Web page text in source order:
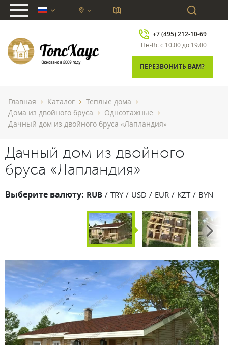
chevron_down
+7 (495) 212-10-69
Пн-Вс с 10.00 до 19.00
ПЕРЕЗВОНИТЬ ВАМ?
Главная chevron_right Каталог chevron_right Теплые дома chevron_right
Дома из двойного бруса chevron_right Одноэтажные chevron_right
Дачный дом из двойного бруса «Лапландия»
Дачный дом из двойного
бруса «Лапландия»
Выберите валюту: RUB TRY USD EUR KZT BYN
Next